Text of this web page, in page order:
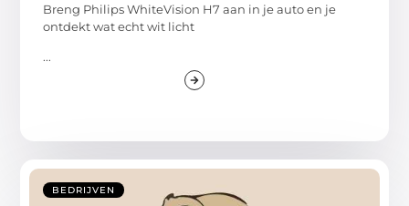
Breng Philips WhiteVision H7 aan in je auto en je
ontdekt wat echt wit licht
...
BEDRIJVEN